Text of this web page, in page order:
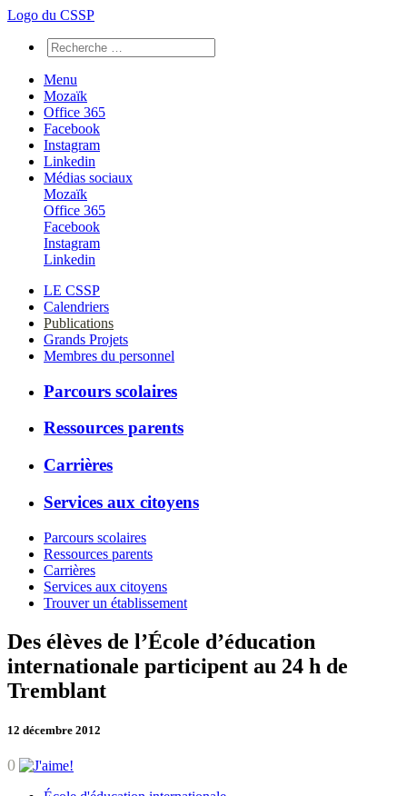
Logo du CSSP
Menu
Mozaïk
Office 365
Facebook
Instagram
Linkedin
Médias sociaux
Mozaïk
Office 365
Facebook
Instagram
Linkedin
LE CSSP
Calendriers
Publications
Grands Projets
Membres du personnel
Parcours scolaires
Ressources parents
Carrières
Services aux citoyens
Parcours scolaires
Ressources parents
Carrières
Services aux citoyens
Trouver un établissement
Des élèves de l’École d’éducation
internationale participent au 24 h de
Tremblant
12 décembre 2012
0